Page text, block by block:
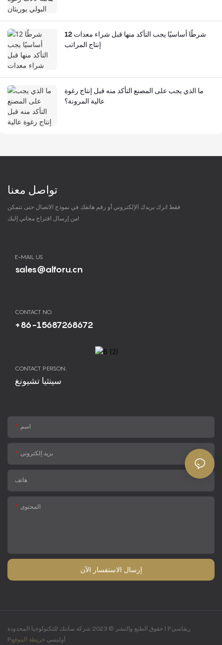
12 شرطًا أساسيًا يجب التأكد منها قبل شراء معدات
إنتاج المراتب
ما الذي يجب على المصنع التأكد منه قبل إنتاج رغوة
عالية المرونة؟
تواصل معنا
فقط اترك بريدك الإلكتروني أو رقم هاتفك في نموذج الاتصال حتى نتمكن
من إرسال اقتراح مجاني إليك!
E-MAIL US
sales@alforu.cn
CONTACT NO.
+86-15687268672
CONTACT PERSON:
سينثيا تشيونغ
اسم
بريد إلكتروني
هاتف
المحتوى
إرسال الاستفسار الآن
حقوق الطبع والنشر © 2023 شركة سابتك للتكنولوجيا المحدودة | Pريفاسي
Pأوليسي خريطة الموقع